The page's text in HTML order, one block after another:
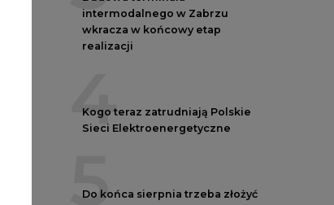
wkracza w końcowy etap
realizacji
4
Sieci Elektroenergetyczne
5
wniosek o bon ciepłowniczy